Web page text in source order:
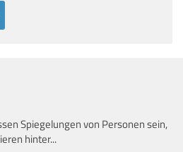
Spiegelungen von Personen sein,
hinter...